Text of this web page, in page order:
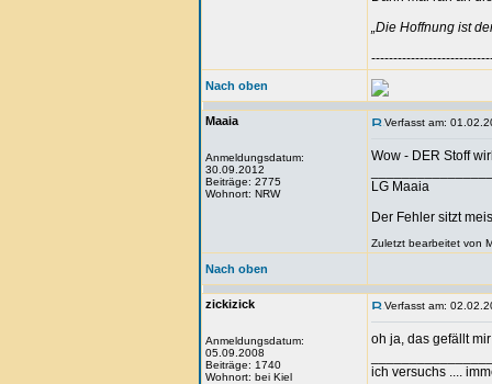
„Die Hoffnung ist
Nach oben
Maaia
Anmeldungsdatum:
30.09.2012
Beiträge: 2775
Wohnort: NRW
Verfasst am:
Wow - DER Stoff
LG Maaia
Der Fehler sitzt
Zuletzt bearbeitet von
Nach oben
zickizick
Anmeldungsdatum:
05.09.2008
Beiträge: 1740
Wohnort: bei Kiel
Verfasst am:
oh ja, das gefällt
ich versuchs ....